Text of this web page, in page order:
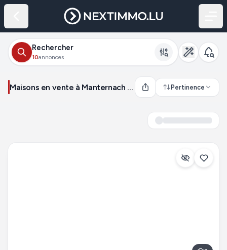
Rechercher
10annonces
Maisons en vente à Manternach (Luxembourg) Pertinence